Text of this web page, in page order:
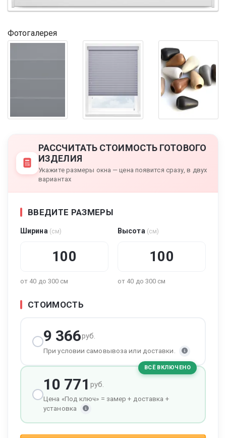
Фотогалерея
РАССЧИТАТЬ СТОИМОСТЬ ГОТОВОГО
ИЗДЕЛИЯ
Укажите размеры окна — цена появится сразу, в двух
вариантах
ВВЕДИТЕ РАЗМЕРЫ
Ширина (см)
от 40 до 300 см
Высота (см)
от 40 до 300 см
СТОИМОСТЬ
9 366руб.
При условии самовывоза или доставки.
ВСЁ ВКЛЮЧЕНО
10 771 руб.
Цена «Под ключ» = замер + доставка +
установка